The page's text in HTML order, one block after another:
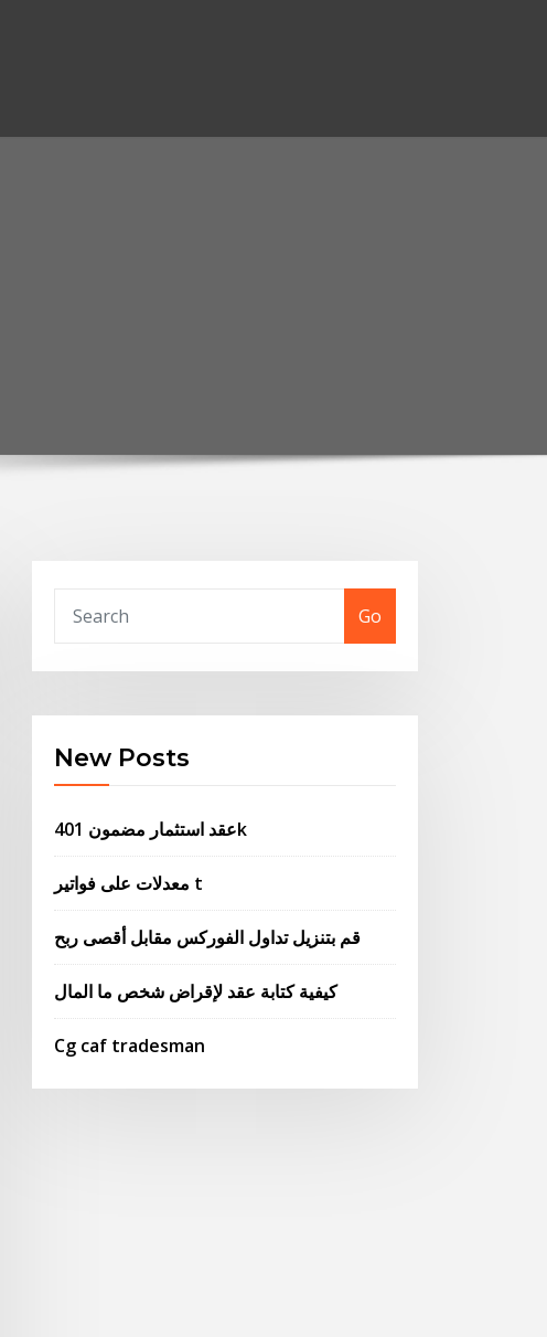
Go
New Posts
عقد استثمار مضمون 401k
معدلات على فواتير t
قم بتنزيل تداول الفوركس مقابل أقصى ربح
كيفية كتابة عقد لإقراض شخص ما المال
Cg caf tradesman